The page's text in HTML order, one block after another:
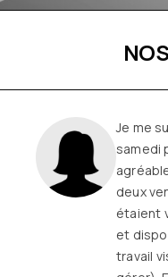
Une
remplie
et
ou